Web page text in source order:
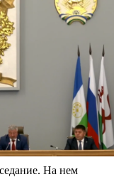
На нем